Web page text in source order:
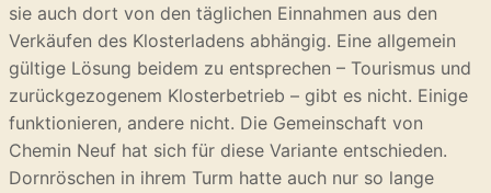
sie auch dort von den täglichen Einnahmen aus den
Verkäufen des Klosterladens abhängig. Eine allgemein
gültige Lösung beidem zu entsprechen – Tourismus und
zurückgezogenem Klosterbetrieb – gibt es nicht. Einige
funktionieren, andere nicht. Die Gemeinschaft von
Chemin Neuf hat sich für diese Variante entschieden.
Dornröschen in ihrem Turm hatte auch nur so lange